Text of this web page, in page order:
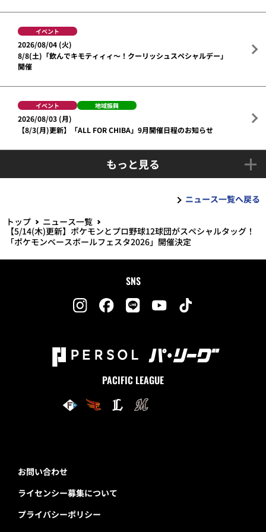
イベント
2026/08/04 (火)
8/8(土)「飲んでキモティィィ～！クーリッシュスペシャルデー」
開催
イベント 地域振興
2026/08/03 (月)
【8/3(月)更新】「ALL FOR CHIBA」9月開催日程のお知らせ
もっと見る
ニュース一覧へ戻る
トップ
ニュース一覧
【5/14(木)更新】ポケモンとプロ野球12球団がスペシャルタッグ！
「ポケモンベースボールフェスタ2026」開催決定
SNS
PACIFIC LEAGUE
お問い合わせ
ライセンシー募集について